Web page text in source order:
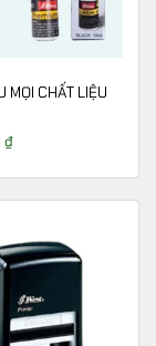
MỌI CHẤT LIỆU
₫